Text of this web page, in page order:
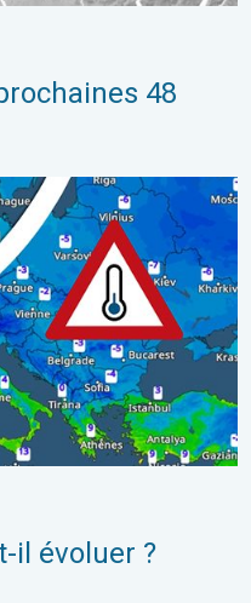
48
Ces prochains jours. . .
il évoluer ?